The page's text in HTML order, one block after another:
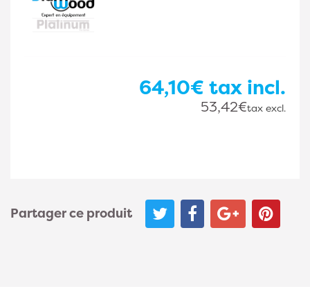
64,10€ tax incl.
53,42€tax excl.
Partager ce produit